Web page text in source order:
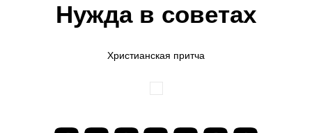
Нужда в советах
Христианская притча